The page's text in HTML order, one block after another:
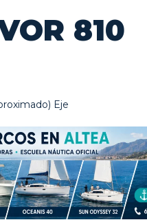
810
Eje